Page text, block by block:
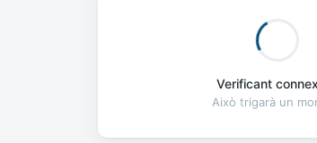
Verificant
Això trigarà un